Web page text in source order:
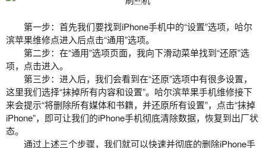
第一步：首先我们要找到iPhone手机中的“设置”选项， 哈尔
滨苹果维修点进入后点击“通用”选项。
第二步：在“通用”选项页面，我向下滑动菜单找到“还原”选
项，点击进入。
第三步：进入后，我们会看到在“还原”选项中有很多设置，
这里我们选择“抹掉所有内容和设置”。哈尔滨苹果手机维修接下
来会提示“将删除所有媒体和书籍，并还原所有设置”，点击“抹掉
iPhone”，即可让我们的iPhone手机彻底清除数据，恢复到出厂状
态。
通过上述三个步骤，我们就可以快速并彻底的删除iPhone手